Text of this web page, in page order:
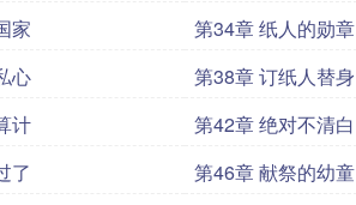
家
第34章 纸人的勋章
心
第38章 订纸人替身
计
第42章 绝对不清白
了
第46章 献祭的幼童